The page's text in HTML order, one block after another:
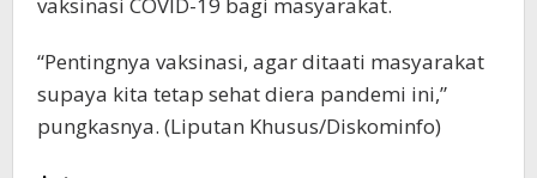
“Pentingnya vaksinasi, agar ditaati masyarakat
supaya kita tetap sehat diera pandemi ini,”
pungkasnya. (Liputan Khusus/Diskominfo)